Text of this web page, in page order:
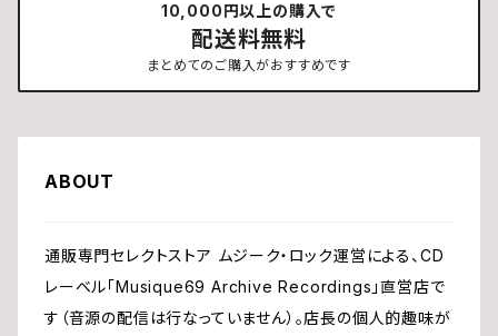
10,000円以上の購入で
配送料無料
まとめてのご購入がおすすめです
ABOUT
通販専門セレクトストア ムジーク・ロック運営による、CD
レーベル「Musique69 Archive Recordings」直営店で
す（音源の配信は行なっていません）。店長の個人的趣味が